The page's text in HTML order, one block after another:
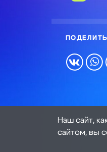
Наш сайт,
сайтом, вы